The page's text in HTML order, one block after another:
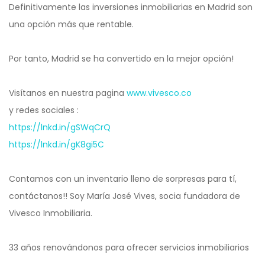
Definitivamente las inversiones inmobiliarias en Madrid son
una opción más que rentable.
Por tanto, Madrid se ha convertido en la mejor opción!
Visítanos en nuestra pagina www.vivesco.co
y redes sociales :
https://lnkd.in/gSWqCrQ
https://lnkd.in/gK8gi5C
Contamos con un inventario lleno de sorpresas para tí,
contáctanos!! Soy María José Vives, socia fundadora de
Vivesco Inmobiliaria.
33 años renovándonos para ofrecer servicios inmobiliarios